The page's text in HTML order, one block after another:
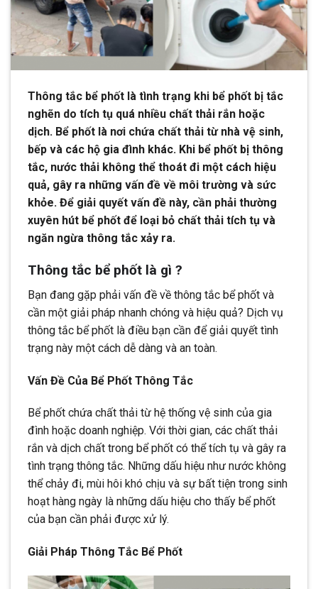
Thông tắc bể phốt là tình trạng khi bể phốt bị tắc
nghẽn do tích tụ quá nhiều chất thải rắn hoặc
dịch. Bể phốt là nơi chứa chất thải từ nhà vệ sinh,
bếp và các hộ gia đình khác. Khi bể phốt bị thông
tắc, nước thải không thể thoát đi một cách hiệu
quả, gây ra những vấn đề về môi trường và sức
khỏe. Để giải quyết vấn đề này, cần phải thường
xuyên hút bể phốt để loại bỏ chất thải tích tụ và
ngăn ngừa thông tắc xảy ra.
Thông tắc bể phốt là gì ?
Bạn đang gặp phải vấn đề về thông tắc bể phốt và
cần một giải pháp nhanh chóng và hiệu quả? Dịch vụ
thông tắc bể phốt là điều bạn cần để giải quyết tình
trạng này một cách dễ dàng và an toàn.
Vấn Đề Của Bể Phốt Thông Tắc
Bể phốt chứa chất thải từ hệ thống vệ sinh của gia
đình hoặc doanh nghiệp. Với thời gian, các chất thải
rắn và dịch chất trong bể phốt có thể tích tụ và gây ra
tình trạng thông tắc. Những dấu hiệu như nước không
thể chảy đi, mùi hôi khó chịu và sự bất tiện trong sinh
hoạt hàng ngày là những dấu hiệu cho thấy bể phốt
của bạn cần phải được xử lý.
Giải Pháp Thông Tắc Bể Phốt